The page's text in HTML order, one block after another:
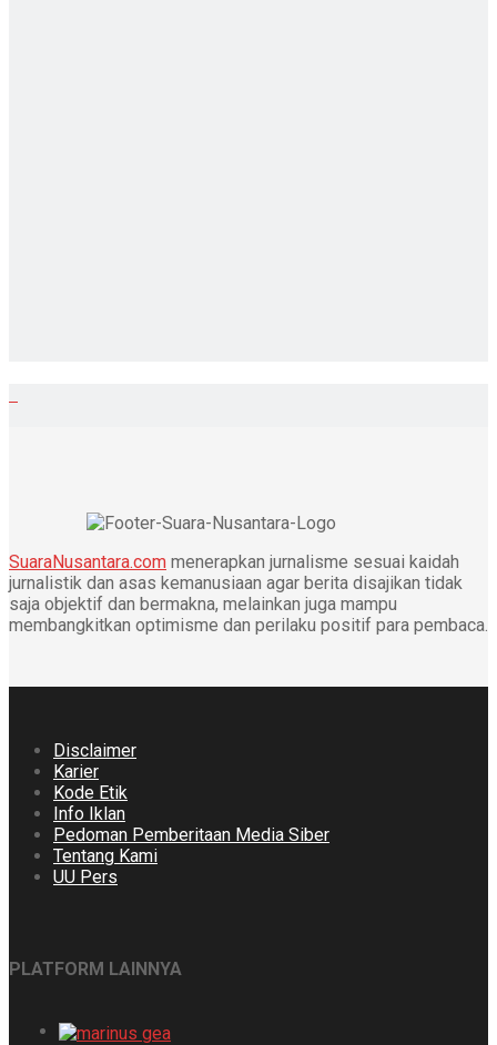
SuaraNusantara.com menerapkan jurnalisme sesuai kaidah
jurnalistik dan asas kemanusiaan agar berita disajikan tidak
saja objektif dan bermakna, melainkan juga mampu
membangkitkan optimisme dan perilaku positif para pembaca.
Disclaimer
Karier
Kode Etik
Info Iklan
Pedoman Pemberitaan Media Siber
Tentang Kami
UU Pers
PLATFORM LAINNYA